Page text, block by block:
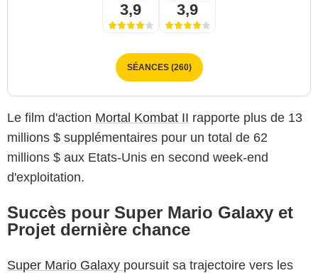
3,9 3,9
SÉANCES (260)
Le film d'action Mortal Kombat II rapporte plus de 13
millions $ supplémentaires pour un total de 62
millions $ aux Etats-Unis en second week-end
d'exploitation.
Succès pour Super Mario Galaxy et
Projet dernière chance
Super Mario Galaxy poursuit sa trajectoire vers les